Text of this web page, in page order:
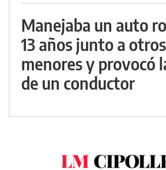
Manejaba un auto
13 años junto a
menores y provocó
de un conductor